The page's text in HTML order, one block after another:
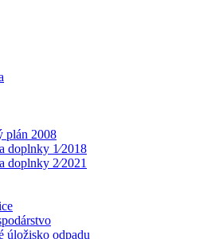
plán 2008
doplnky 1⁄2018
doplnky 2⁄2021
úložisko odpadu